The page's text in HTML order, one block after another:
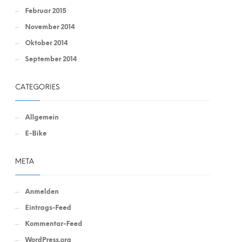
Februar 2015
November 2014
Oktober 2014
September 2014
CATEGORIES
Allgemein
E-Bike
META
Anmelden
Eintrags-Feed
Kommentar-Feed
WordPress.org